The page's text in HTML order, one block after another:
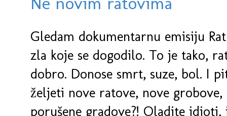
Gledam dokumentarnu emisiju
zla koje se dogodilo. To je tako,
dobro. Donose smrt, suze, bol. I
željeti nove ratove, nove
porušene gradove?! Oladite